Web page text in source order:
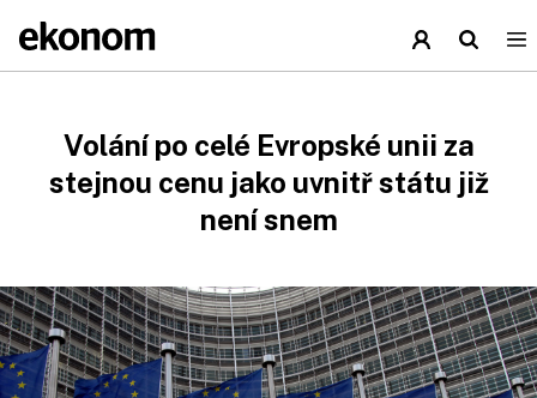
Volání po celé Evropské unii za
stejnou cenu jako uvnitř státu již
není snem